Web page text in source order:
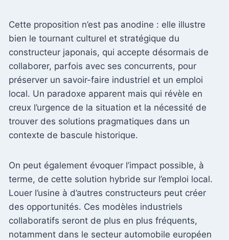
Cette proposition n’est pas anodine : elle illustre
bien le tournant culturel et stratégique du
constructeur japonais, qui accepte désormais de
collaborer, parfois avec ses concurrents, pour
préserver un savoir-faire industriel et un emploi
local. Un paradoxe apparent mais qui révèle en
creux l’urgence de la situation et la nécessité de
trouver des solutions pragmatiques dans un
contexte de bascule historique.
On peut également évoquer l’impact possible, à
terme, de cette solution hybride sur l’emploi local.
Louer l’usine à d’autres constructeurs peut créer
des opportunités. Ces modèles industriels
collaboratifs seront de plus en plus fréquents,
notamment dans le secteur automobile européen